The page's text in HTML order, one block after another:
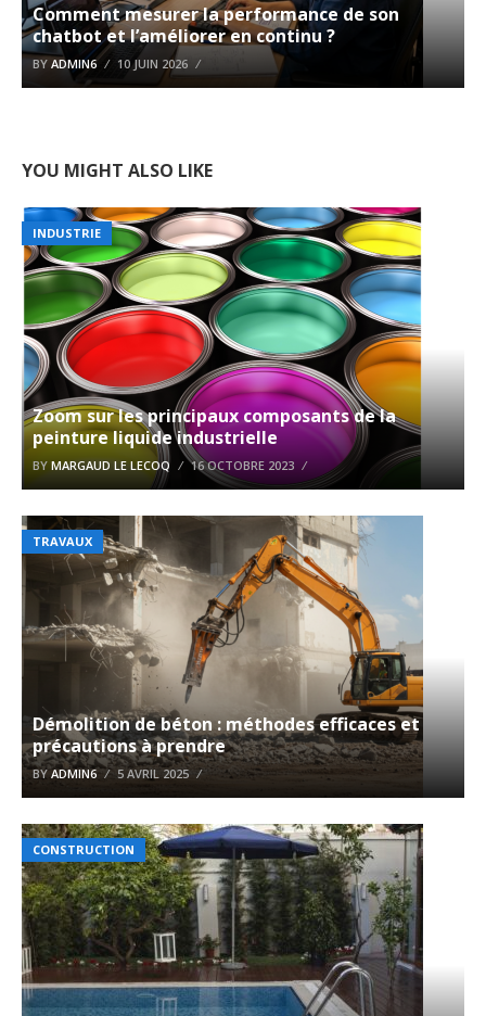
Comment mesurer la performance de son
chatbot et l’améliorer en continu ?
BY ADMIN6 10 JUIN 2026
YOU MIGHT ALSO LIKE
INDUSTRIE
Zoom sur les principaux composants de la
peinture liquide industrielle
BY MARGAUD LE LECOQ 16 OCTOBRE 2023
TRAVAUX
Démolition de béton : méthodes efficaces et
précautions à prendre
BYADMIN6 5 AVRIL 2025
CONSTRUCTION